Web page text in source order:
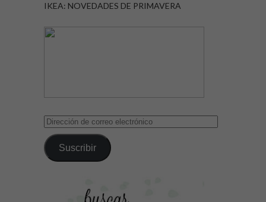
IKEA: NOVEDADES DE PRIMAVERA
Dirección
correo
electrónico
Suscribir